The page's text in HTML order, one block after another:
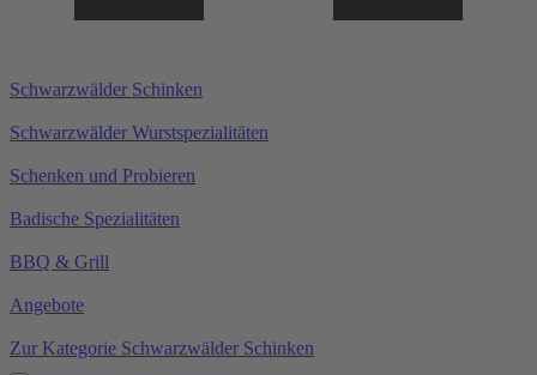
Schwarzwälder Schinken
Schwarzwälder Wurstspezialitäten
Schenken und Probieren
Badische Spezialitäten
BBQ & Grill
Angebote
Zur Kategorie Schwarzwälder Schinken